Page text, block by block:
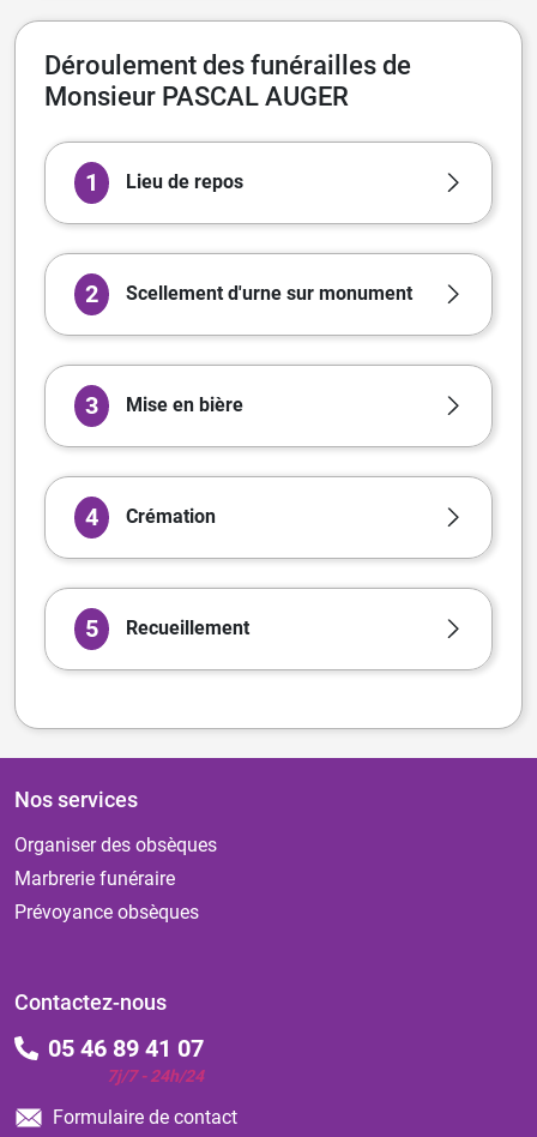
Déroulement des funérailles de
Monsieur PASCAL AUGER
1 Lieu de repos
2 Scellement d'urne sur monument
3 Mise en bière
4 Crémation
5 Recueillement
Nos services
Organiser des obsèques
Marbrerie funéraire
Prévoyance obsèques
Contactez-nous
05 46 89 41 07
7j/7 - 24h/24
Formulaire de contact